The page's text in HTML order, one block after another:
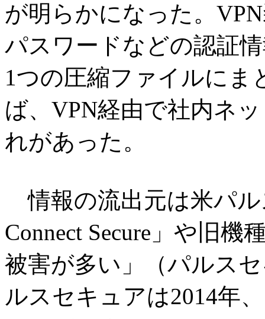
が明らかになった。
パスワードなどの認証
1つの圧縮ファイルにま
ば、VPN経由で社内ネ
れがあった。
情報の流出元は米パル
Connect Secure」や旧
被害が多い」（パルス
ルスセキュアは2014年